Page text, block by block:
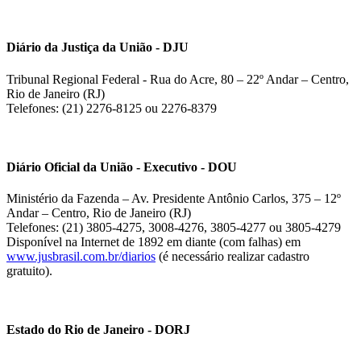
Diário da Justiça da União - DJU
Tribunal Regional Federal - Rua do Acre, 80 – 22º Andar – Centro,
Rio de Janeiro (RJ)
Telefones: (21) 2276-8125 ou 2276-8379
Diário Oficial da União - Executivo - DOU
Ministério da Fazenda – Av. Presidente Antônio Carlos, 375 – 12º
Andar – Centro, Rio de Janeiro (RJ)
Telefones: (21) 3805-4275, 3008-4276, 3805-4277 ou 3805-4279
Disponível na Internet de 1892 em diante (com falhas) em
www.jusbrasil.com.br/diarios (é necessário realizar cadastro
gratuito).
Estado do Rio de Janeiro - DORJ